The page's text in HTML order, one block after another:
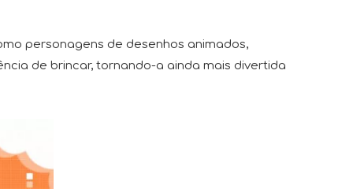
personagens de desenhos animados,
de brincar, tornando-a ainda mais divertida